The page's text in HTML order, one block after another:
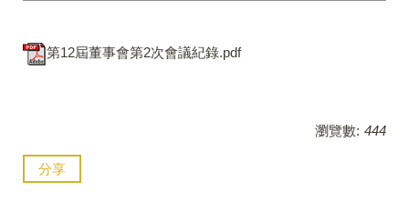
第12屆董事會第2次會議紀錄.pdf
瀏覽數: 444
分享